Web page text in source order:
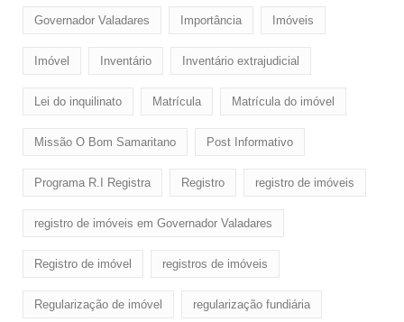
Governador Valadares Importância Imóveis
Imóvel Inventário Inventário extrajudicial
Lei do inquilinato Matrícula Matrícula do imóvel
Missão O Bom Samaritano Post Informativo
Programa R.I Registra Registro registro de imóveis
registro de imóveis em Governador Valadares
Registro de imóvel registros de imóveis
Regularização de imóvel regularização fundiária